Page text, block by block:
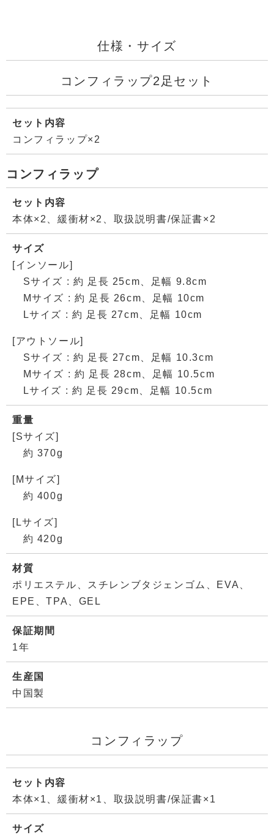
仕様・サイズ
コンフィラップ2足セット
セット内容
コンフィラップ×2
コンフィラップ
セット内容
本体×2、緩衝材×2、取扱説明書/保証書×2
サイズ
[インソール]
Sサイズ : 約 足長 25cm、足幅 9.8cm
Mサイズ : 約 足長 26cm、足幅 10cm
Lサイズ : 約 足長 27cm、足幅 10cm
[アウトソール]
Sサイズ : 約 足長 27cm、足幅 10.3cm
Mサイズ : 約 足長 28cm、足幅 10.5cm
Lサイズ : 約 足長 29cm、足幅 10.5cm
重量
[Sサイズ]
約 370g
[Mサイズ]
約 400g
[Lサイズ]
約 420g
材質
ポリエステル、スチレンブタジェンゴム、EVA、
EPE、TPA、GEL
保証期間
1年
生産国
中国製
コンフィラップ
セット内容
本体×1、緩衝材×1、取扱説明書/保証書×1
サイズ